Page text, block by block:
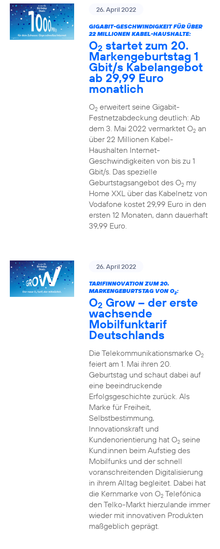
26. April 2022
GIGABIT-GESCHWINDIGKEIT FÜR ÜBER
22 MILLIONEN KABEL-HAUSHALTE:
O2 startet zum 20.
Markengeburtstag 1
Gbit/s Kabelangebot
ab 29,99 Euro
monatlich
O2erweitert seine Gigabit-
Festnetzabdeckung deutlich: Ab
dem 3. Mai 2022 vermarktet O2an
über 22 Millionen Kabel-
Haushalten Internet-
Geschwindigkeiten von bis zu 1
Gbit/s. Das spezielle
Geburtstagsangebot des O2my
Home XXL über das Kabelnetz von
Vodafone kostet 29,99 Euro in den
ersten 12 Monaten, dann dauerhaft
39,99 Euro.
26. April 2022
TARIFINNOVATION ZUM 20.
MARKENGEBURTSTAG VON O2:
O2 Grow – der erste
wachsende
Mobilfunktarif
Deutschlands
Die Telekommunikationsmarke O2
feiert am 1. Mai ihren 20.
Geburtstag und schaut dabei auf
eine beeindruckende
Erfolgsgeschichte zurück. Als
Marke für Freiheit,
Selbstbestimmung,
Innovationskraft und
Kundenorientierung hat O2seine
Kund:innen beim Aufstieg des
Mobilfunks und der schnell
voranschreitenden Digitalisierung
in ihrem Alltag begleitet. Dabei hat
die Kernmarke von O2Telefónica
den Telko-Markt hierzulande immer
wieder mit innovativen Produkten
maßgeblich geprägt.